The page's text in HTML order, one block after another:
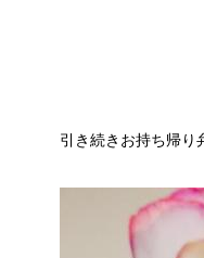
引き続きお持ち帰り